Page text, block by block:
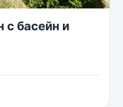
с басейн и